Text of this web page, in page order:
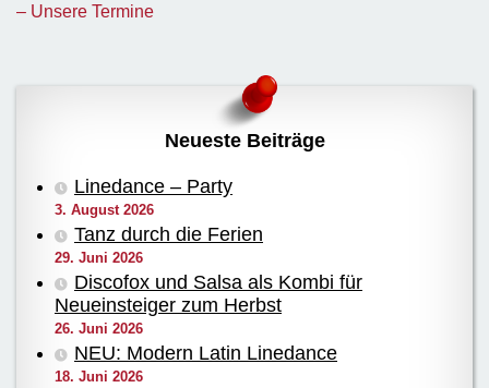
– Unsere Termine
Neueste Beiträge
Linedance – Party
3. August 2026
Tanz durch die Ferien
29. Juni 2026
Discofox und Salsa als Kombi für
Neueinsteiger zum Herbst
26. Juni 2026
NEU: Modern Latin Linedance
18. Juni 2026